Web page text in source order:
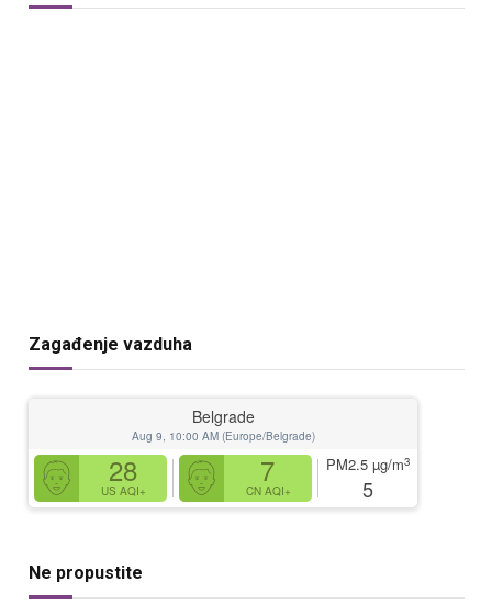
Zagađenje vazduha
Belgrade
Aug 9, 10:00 AM (Europe/Belgrade)
28
US AQI+
7
CN AQI+
PM2.5 µg/m3
5
Ne propustite